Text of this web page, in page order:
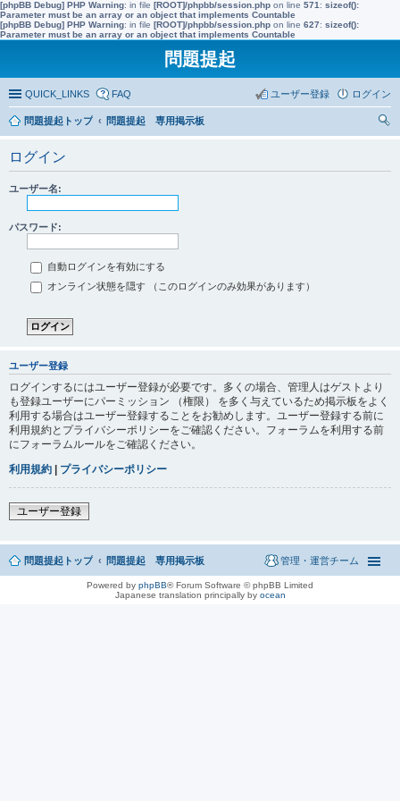
[phpBB Debug] PHP Warning: in file [ROOT]/phpbb/session.php on line 571 : sizeof():
Parameter must be an array or an object that implements Countable
[phpBB Debug] PHP Warning: in file [ROOT]/phpbb/session.php on line 627: sizeof():
Parameter must be an array or an object that implements Countable
問題提起
QUICK_LINKS FAQ ログイン
ユーザー登録
問題提起トップ
問題提起 専用掲示板
ログイン
ユーザー名:
パスワード:
自動ログインを有効にする
オンライン状態を隠す （このログインのみ効果があります）
ユーザー登録
ログインするにはユーザー登録が必要です。多くの場合、管理人はゲストより
も登録ユーザーにパーミッション （権限） を多く与えているため掲示板をよく
利用する場合はユーザー登録することをお勧めします。ユーザー登録する前に
利用規約とプライバシーポリシーをご確認ください。フォーラムを利用する前
にフォーラムルールをご確認ください。
利用規約 | プライバシーポリシー
ユーザー登録
問題提起トップ 問題提起 専用掲示板 管理・運営チーム
Powered by phpBB® Forum Software © phpBB Limited
Japanese translation principally by ocean